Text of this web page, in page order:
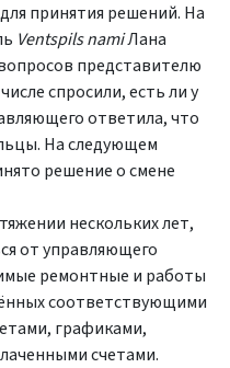
принятия решений. На
Ventspils namiЛана
представителю
спросили, есть ли у
ответила, что
На следующем
решение о смене
нескольких лет,
от управляющего
ремонтные и работы
соответствующими
графиками,
счетами.